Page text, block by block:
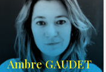
ARDA
Ambre GAUDET